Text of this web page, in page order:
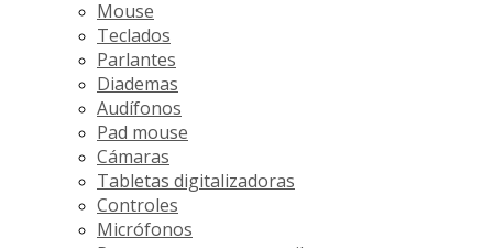
Mouse
Teclados
Parlantes
Diademas
Audífonos
Pad mouse
Cámaras
Tabletas digitalizadoras
Controles
Micrófonos